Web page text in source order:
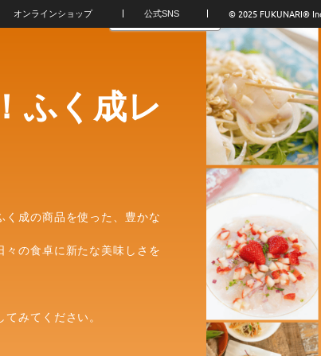
オンラインショップ 公式SNS © 2025 FUKUNARI®︎
ふく成レ
く成の商品を使った、豊かな
々の食卓に新たな美味しさを
みてください。